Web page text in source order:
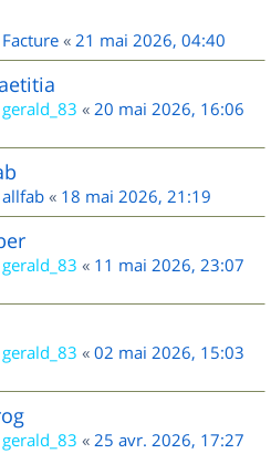
Facture « 21 mai 2026, 04:40
gerald_83 « 20 mai 2026, 16:06
allfab « 18 mai 2026, 21:19
gerald_83 « 11 mai 2026, 23:07
gerald_83 « 02 mai 2026, 15:03
gerald_83 « 25 avr. 2026, 17:27